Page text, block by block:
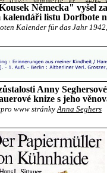
Německa" vyšel
kalendáři listu Dorfbote
Kalender für das Jahr
Anny
knize s jeho
www stránkyAnna Seghers